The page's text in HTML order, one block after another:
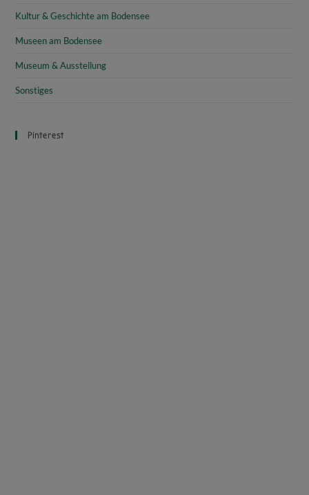
Kultur & Geschichte am Bodensee
Museen am Bodensee
Museum & Ausstellung
Sonstiges
Pinterest